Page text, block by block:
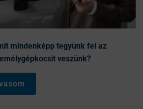
mindenképp tegyünk fel az
veszünk?